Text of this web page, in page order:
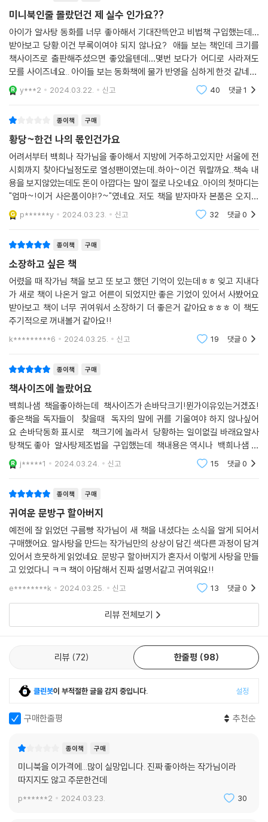
어라, 익숙한 장면이다. 《알사탕》 표지에서 요리조리 알사탕을 살피던 동
동이가 주인공이었다면, 《알사탕 제조법》에서는 알사탕이 잘 만들어졌는
지 꼼꼼히 따져 보는 문방구 할아버지가 그 자리를 대신한다. 대머리에 커
다란 빨간 코, 금테 안경을 쓴 채 누런 카디건을 걸치고 헤벌쭉 벌린 입이
우스꽝스럽지만, 그 속엔 예리한 지혜가 숨어 있다. 평범한 문방구 할아버
지일 리가 없다. 노인의 정체는 무엇일까? 알사탕 감별사, 산신령, 마법사?
아니면 내면의 평화를 추구하는 영적 지도자일까? 그는 우리가 상상하는
것 이상의 심오한 능력을 지녔거나, 수백 년 전부터 가문에 내려오는 비법
서를 갖고 있을지도 모른다. 그는 단지 알사탕 제조자가 아니라 삶의 지혜
를 전달하는 메신저로, 팍팍한 현실 속에 사는 어린 존재를 묵묵히 지켜보
며, 세상이 여전히 안전하고 아름답고 좋은 곳임을 일깨워 준다. 우리는 늙
지만, 노인의 삶에는 관심을 기울이지 않는다. 두려운 미래와 마주하고 싶
지 않아서일까. 그러나 백희나는 노인과 아이 사이에는 서로 강한 유대감
이 있으며, 노인은 아이에게 전할 지혜와 비밀 이야기가 많다고 믿는다. 작
가는 평범하다 못해 지루해 보이는 노인의 삶을 자신의 이야기에 기꺼이
재로 말이다.
#언제나 맑을 것!
“마음이 깨끗한 자만이 만들 수 있으며 마음이 깨끗한 자만이 알사탕의 효
능을 느낄 수 있다.”
“맑은 마음으로 만든 알사탕이 맑은 소리를 들려줄 것이다.”
은 누구나 알 수 있지만, 아무나 완성할 수는 없다. 속마음을 들려주는 알사
탕의 비법은 ‘맑음’에 있다. ‘맑음’은 투명하고, 깨끗하고, 가볍고, 상쾌하다.
평온하고, 고요하며, 진실함을 담을 수 있다. 동양 철학에서도 마음을 맑게
하는 것은 지혜로 가는 길이라 강조한다. 마음이 맑고 투명할 때만 세상을
올바르게 인식하고, 진정한 자아를 발견할 수 있기 때문이다.
별이 총총히 뜬 맑은 밤에만 알사탕을 만들 수 있다. 맑은 물은 별빛을 담아
낼 수 있고, 투명한 비눗방울이 가지가지 색의 꿈을 채울 수 있다. 맑음은
노인의 몸집 작은 친구처럼, 서로 잘 소통하고 이해할 수 있게 한다. 맑고
투명한 알사탕은 진심을 말할 수 있는 용기이자 지혜이다. 그래서 투명 사
탕은 알사탕의 시작이자 끝, ‘킹 오브 킹’ 알사탕의 왕이다. 이처럼 작가는
알사탕의 제조 과정을 통해 ‘맑음’의 진정한 의미를 탐구한다. 있는 그대로
볼 수 있고 탁한 것을 씻는 맑음의 힘을 믿기 때문이다. ‘맑음’의 힘을 믿으
며, 이 책을 보는 아이도 어른도 오늘도 맑음!
#얽힌 서사와 발견의 즐거움 : 《알사탕제조법》과 그 너머의 이야기
사람은 각자의 독특한 서사를 안고, 함께 얽히며 살아가는 존재다. 그래서
얽혀 있는 건 재밌다. 그것을 풀어 가는 카타르시스가 있기 때문이다. 이 작
품은 ‘과정’의 이야기면서 동시에 ‘관계’의 이야기다. 동동이가 주인공인
《알사탕》, 동동이의 반려견 구슬이가 주인공인 《나는 개다》, 그리고 동동
동동이와 얽힌 인물들을 새로운 주인공으로 내세워 이야기를 확장해 간다.
이며 독자에게 새로운 시각과 의미를 전달한다.
《알사탕 제조법》의 문방구 할아버지는 백희나의 다른 작품에서도 데자뷔
처럼 우연히 등장한다. 이렇게 예상치 못한 만남이 우리 삶의 이야기를 바
꿀 수도 있다. 발견의 즐거움을 주는 작가의 이스터 에그처럼 말이다.
오늘 당신은 동동이처럼 별말 없이 조용한 위로를 건네는 누군가를 만날지
미니북인줄 몰랐던건 제 실수 인가요??
아이가 알사탕 동화를 너무 좋아해서 기대잔뜩안고 비법책 구입했는데…
받아보고 당황.이건 부록이여야 되지 않나요? 애들 보는 책인데 크기를
책사이즈로 출판해주셨으면 좋았을텐데…몇번 보다가 어디로 사라져도
모를 사이즈네요.. 아이들 보는 동화책에 물가 반영을 심하게 한것 같네요.
이 사이즈에 만원이란게.. 너무한다 싶어요.
y***2 2024.03.22. 신고 40 댓글1
종이책 구매
황당~한건 나의 몫인건가요
어려서부터 백희나 작가님을 좋아해서 지방에 거주하고있지만 서울에 전
시회까지 찾아다닐정도로 열성팬이였는데..하아~이건 뭐랄까요..책속 내
용을 보지않았는데도 돈이 아깝다는 말이 절로 나오네요..아이의 첫마디는
"엄마~!이거 사은품이야!?~"였네요..저도 책을 받자마자 본품은 오지않
고 사은품이 온건가..착각했어요..이유가 있겠지..있을거야..싶지만..남는건
실망감뿐이네요..ㅠ
p******y 2024.03.23. 신고 32 댓글0
종이책 구매
소장하고 싶은 책
어렸을 때 작가님 책을 보고 또 보고 했던 기억이 있는데ㅎㅎ 잊고 지내다
가 새로 책이 나온거 알고 어른이 되었지만 좋은 기었이 있어서 사봤어요
받아보고 책이 너무 귀여워서 소장하기 더 좋은거 같아요ㅎㅎㅎ 이 책도
주기적으로 꺼내볼거 같아요!!
k*********6 2024.03.25. 신고 19 댓글0
종이책 구매
책사이즈에 놀랐어요
백희나샘 책을좋아하는데 책사이즈가 손바닥크기!뮌가이유있는거겠죠!
좋은책을 독자들이 찾을때 독자의 말에 귀를 기울여야 하지 않나싶어
요 손바닥동화 표시로 책크기에 놀라서 당황하는 일이없길 바래요알사
탕책도 좋아 알사탕제조법을 구입했는데 책내용은 역시나 백희나샘 답
지요j*****1 2024.03.24. 신고 15 댓글0
종이책 구매
귀여운 문방구 할아버지
예전에 잘 읽었던 구름빵 작가님이 새 책을 내셨다는 소식을 알게 되어서
구매했어요. 알사탕을 만드는 작가님만의 상상이 담긴 색다른 과정이 담겨
있어서 흐뭇하게 읽었네요. 문방구 할아버지가 혼자서 이렇게 사탕을 만들
고 있었다니 ㅋㅋ 책이 아담해서 진짜 설명서같고 귀여워요!!
e********k 2024.03.25. 신고 13 댓글0
리뷰 전체보기
리뷰 72 한줄평 98
클린봇이 부적절한 글을 감지 중입니다. 설정
구매한줄평 추천순
종이책 구매
미니북을 이가격에...많이 실망입니다. 진짜 좋아하는 작가님이라
따지지도 않고 주문한건데
p******2 2024.03.23. 30